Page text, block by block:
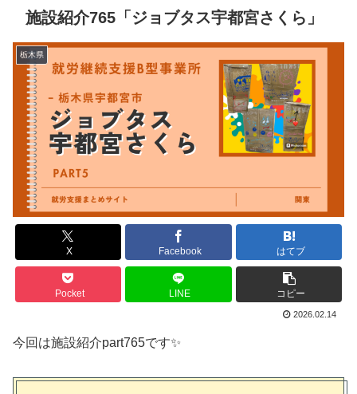
施設紹介765「ジョブタス宇都宮さくら」
栃木県
X Facebook はてブ
Pocket LINE コピー
2026.02.14
今回は施設紹介part765です✨